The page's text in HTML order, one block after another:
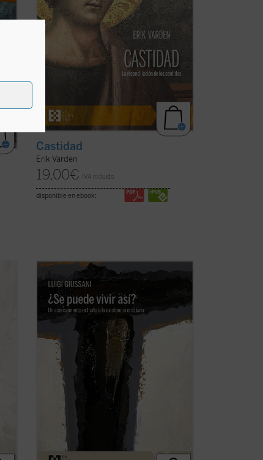
Castidad
Erik Varden
19,00€ IVA incluido
disponible en ebook:
Un libro en el que el genio del autor brilla
especialmente, en un recorrido
humanamente razonable y atractivo a
través de los conceptos principales que
describen la existencia cristiana: fe
(libertad, obediencia), esperanza
(pobreza, confianza) y ...
(ver ficha)